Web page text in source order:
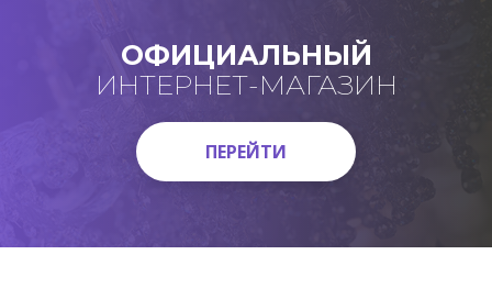
ОФИЦИАЛЬНЫЙ
ИНТЕРНЕТ-МАГАЗИН
ПЕРЕЙТИ
ПЕРЕЙТИ